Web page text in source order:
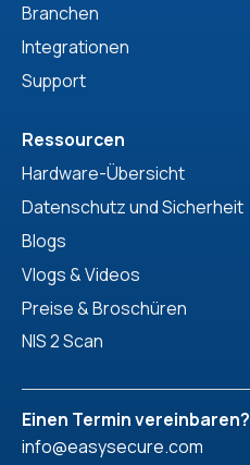
Branchen
Integrationen
Support
Ressourcen
Hardware-Übersicht
Datenschutz und Sicherheit
Blogs
Vlogs & Videos
Preise & Broschüren
NIS 2 Scan
Einen Termin vereinbaren?
info@easysecure.com